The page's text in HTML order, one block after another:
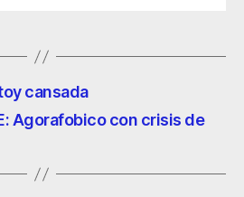
cansada
Agorafobico con crisis de